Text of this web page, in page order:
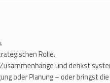
Rolle.
und denkst
oder Planung – oder bringst